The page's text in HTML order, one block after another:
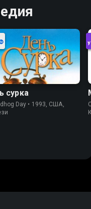
сурка
Day • 1993, США,